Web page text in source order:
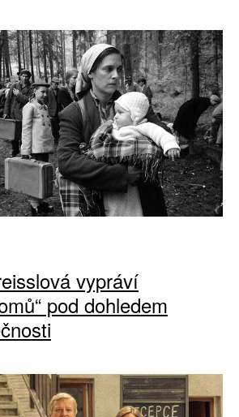
vypráví
pod dohledem